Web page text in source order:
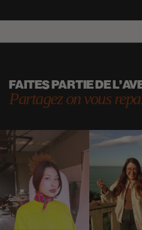
FAITES PARTIE DE
Partagez on vous